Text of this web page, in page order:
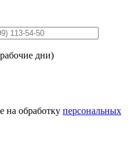
дни)
на обработку персональных